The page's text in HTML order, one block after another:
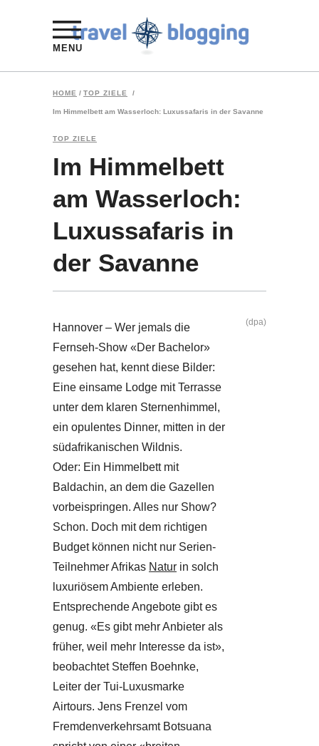
MENU
HOME / TOP ZIELE /
Im Himmelbett am Wasserloch: Luxussafaris in der Savanne
TOP ZIELE
Im Himmelbett
am Wasserloch:
Luxussafaris in
der Savanne
Hannover – Wer jemals die
Fernseh-Show «Der Bachelor»
gesehen hat, kennt diese Bilder:
Eine einsame Lodge mit Terrasse
unter dem klaren Sternenhimmel,
ein opulentes Dinner, mitten in der
südafrikanischen Wildnis.
Oder: Ein Himmelbett mit
Baldachin, an dem die Gazellen
vorbeispringen. Alles nur Show?
Schon. Doch mit dem richtigen
Budget können nicht nur Serien-
Teilnehmer Afrikas Natur in solch
luxuriösem Ambiente erleben.
Entsprechende Angebote gibt es
genug. «Es gibt mehr Anbieter als
früher, weil mehr Interesse da ist»,
beobachtet Steffen Boehnke,
Leiter der Tui-Luxusmarke
Airtours. Jens Frenzel vom
Fremdenverkehrsamt Botsuana
(dpa)